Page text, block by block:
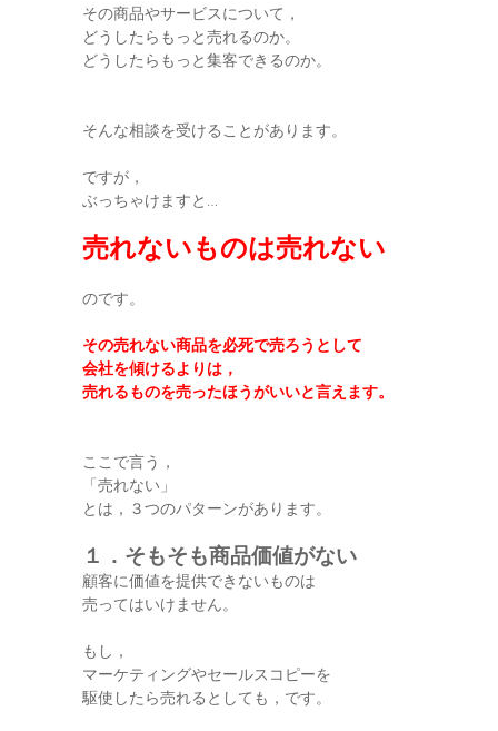
その商品やサービスについて，
どうしたらもっと売れるのか。
どうしたらもっと集客できるのか。
そんな相談を受けることがあります。
ですが，
ぶっちゃけますと…
売れないものは売れない
のです。
その売れない商品を必死で売ろうとして
会社を傾けるよりは，
売れるものを売ったほうがいいと言えます。
ここで言う，
「売れない」
とは，３つのパターンがあります。
１．そもそも商品価値がない
顧客に価値を提供できないものは
売ってはいけません。
もし，
マーケティングやセールスコピーを
駆使したら売れるとしても，です。